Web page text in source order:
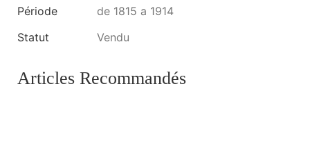
Période
de 1815 a 1914
Statut
Vendu
Articles Recommandés